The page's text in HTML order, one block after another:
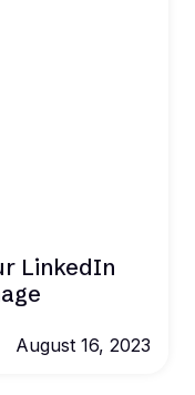
LinkedIn
August 16, 2023